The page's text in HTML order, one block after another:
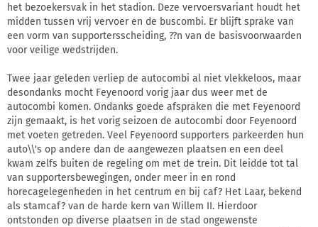
het bezoekersvak in het stadion. Deze vervoersvariant houdt het
midden tussen vrij vervoer en de buscombi. Er blijft sprake van
een vorm van supportersscheiding, ??n van de basisvoorwaarden
voor veilige wedstrijden.
Twee jaar geleden verliep de autocombi al niet vlekkeloos, maar
desondanks mocht Feyenoord vorig jaar dus weer met de
autocombi komen. Ondanks goede afspraken die met Feyenoord
zijn gemaakt, is het vorig seizoen de autocombi door Feyenoord
met voeten getreden. Veel Feyenoord supporters parkeerden hun
auto\\'s op andere dan de aangewezen plaatsen en een deel
kwam zelfs buiten de regeling om met de trein. Dit leidde tot tal
van supportersbewegingen, onder meer in en rond
horecagelegenheden in het centrum en bij caf? Het Laar, bekend
als stamcaf? van de harde kern van Willem II. Hierdoor
ontstonden op diverse plaatsen in de stad ongewenste